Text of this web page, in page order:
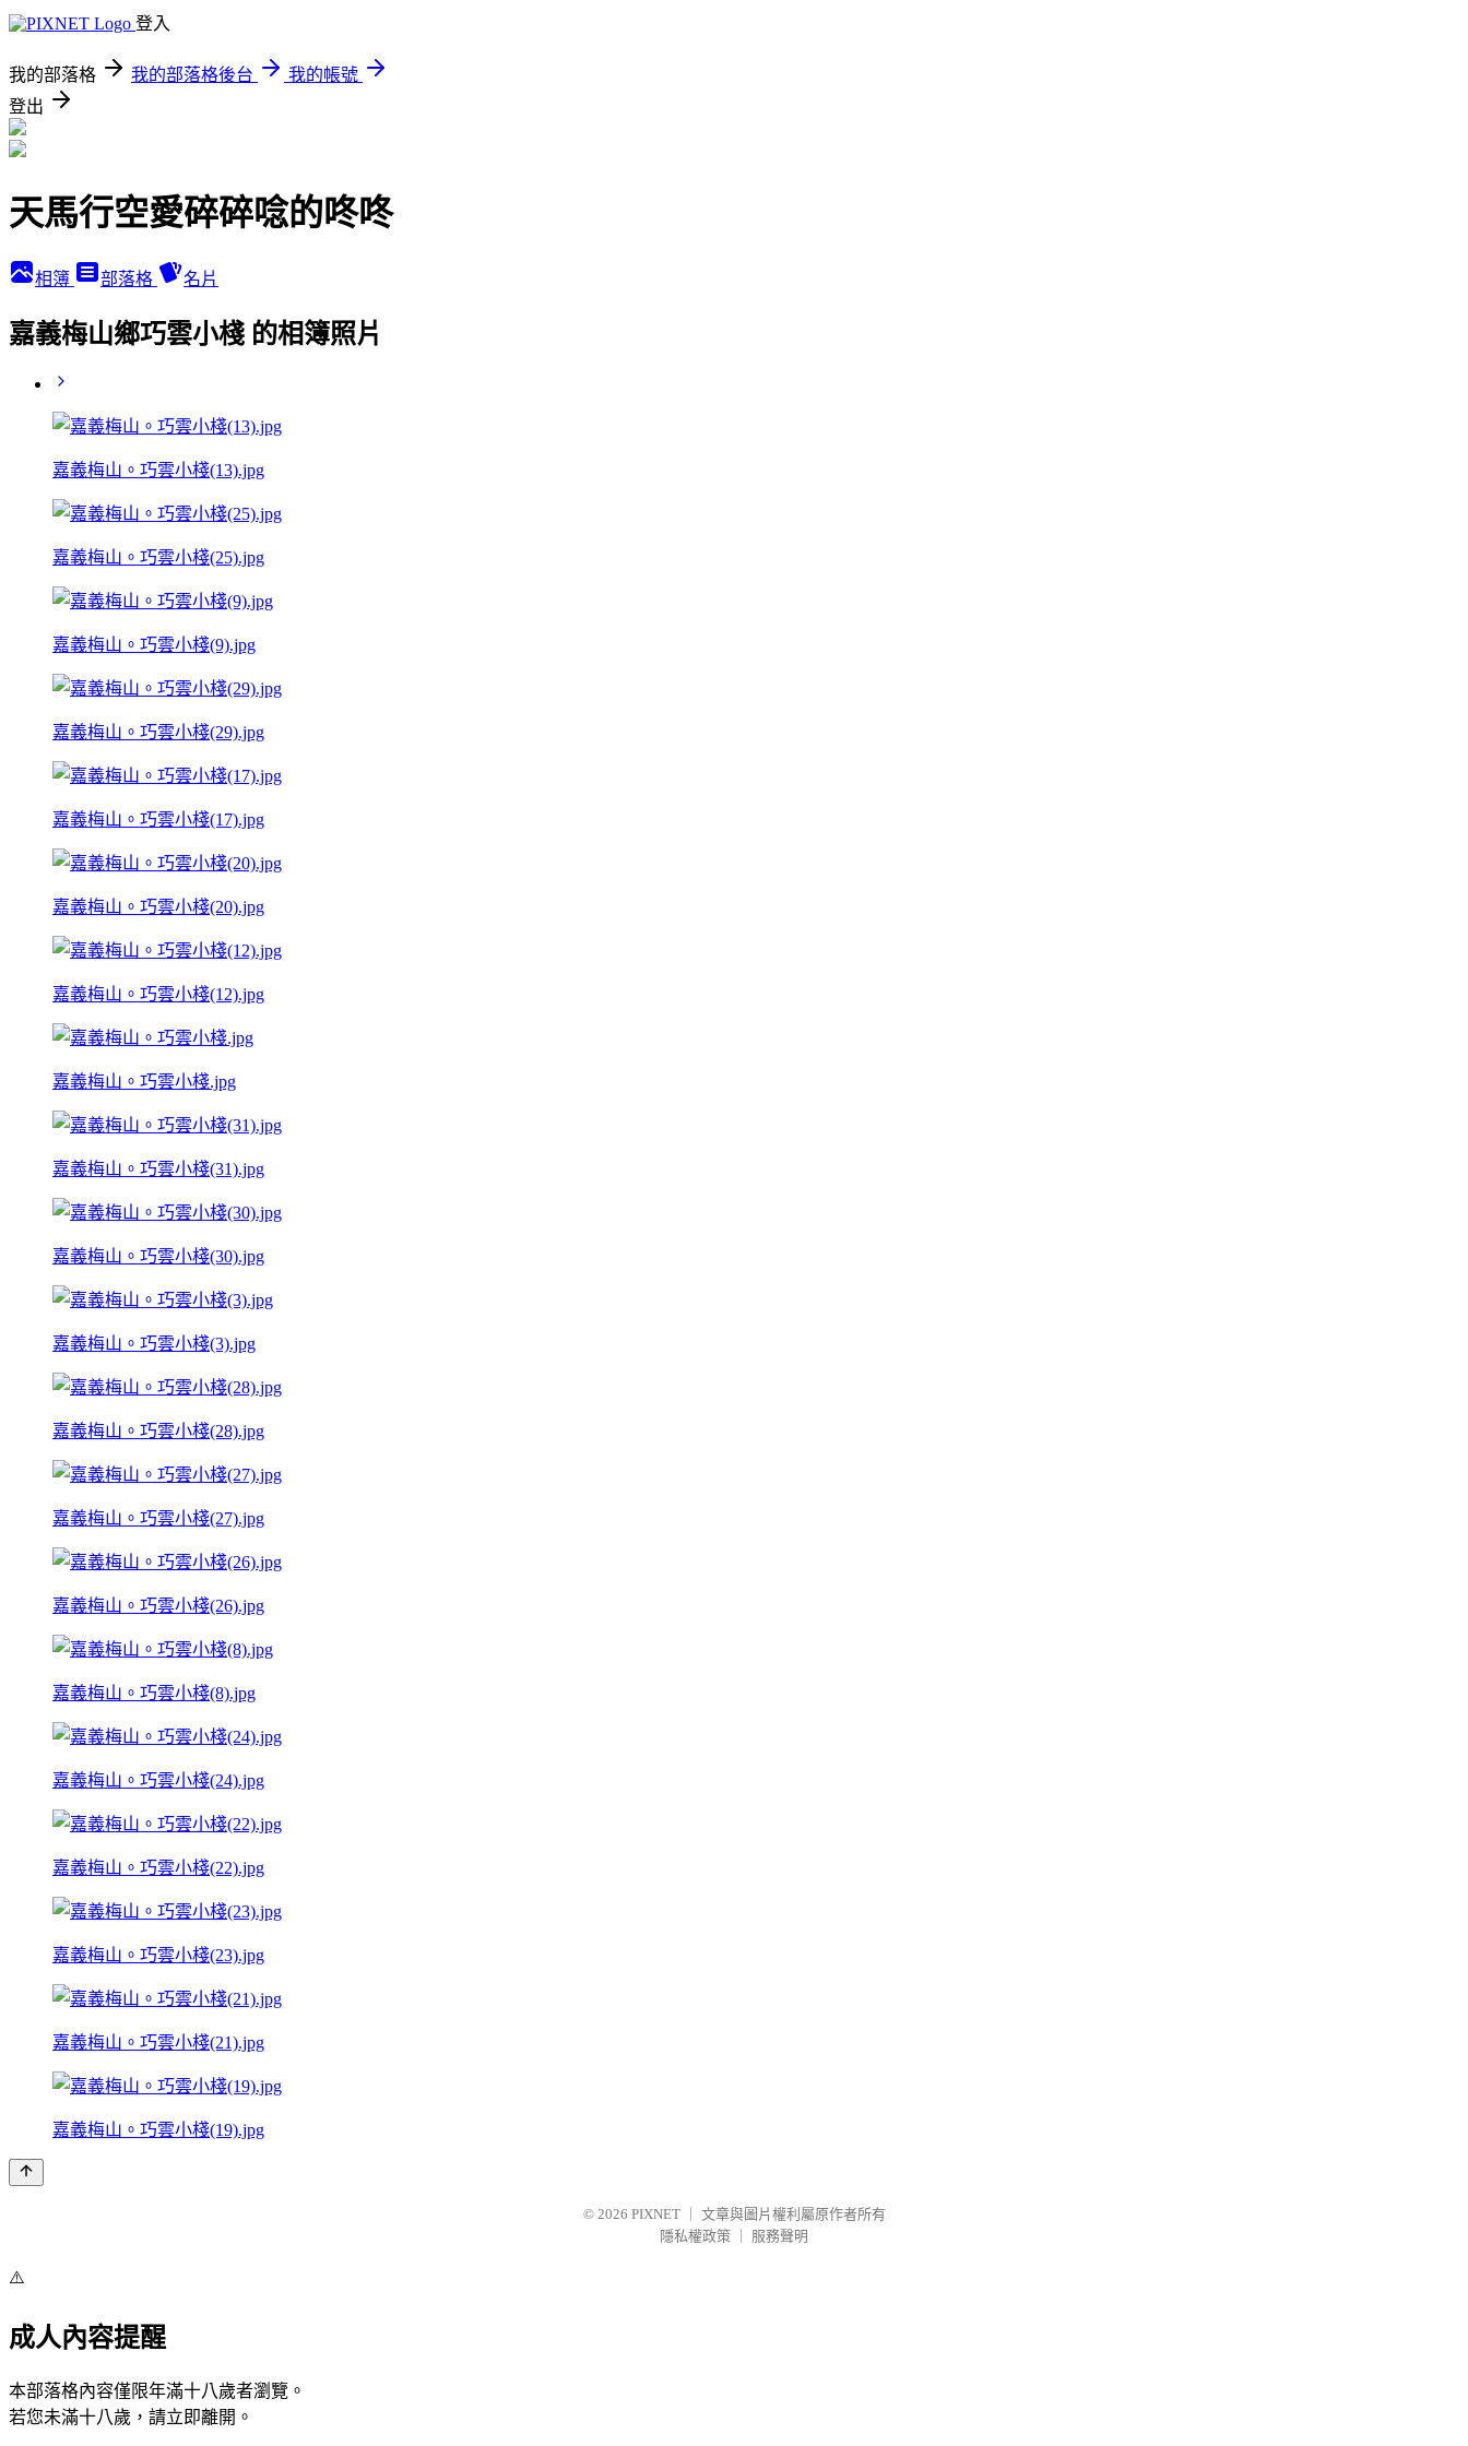
登入
我的部落格 我的部落格後台
我的帳號
登出
天馬行空愛碎碎唸的咚咚
相簿 部落格 名片
嘉義梅山鄉巧雲小棧 的相簿照片
嘉義梅山。巧雲小棧(13).jpg
嘉義梅山。巧雲小棧(25).jpg
嘉義梅山。巧雲小棧(9).jpg
嘉義梅山。巧雲小棧(29).jpg
嘉義梅山。巧雲小棧(17).jpg
嘉義梅山。巧雲小棧(20).jpg
嘉義梅山。巧雲小棧(12).jpg
嘉義梅山。巧雲小棧.jpg
嘉義梅山。巧雲小棧(31).jpg
嘉義梅山。巧雲小棧(30).jpg
嘉義梅山。巧雲小棧(3).jpg
嘉義梅山。巧雲小棧(28).jpg
嘉義梅山。巧雲小棧(27).jpg
嘉義梅山。巧雲小棧(26).jpg
嘉義梅山。巧雲小棧(8).jpg
嘉義梅山。巧雲小棧(24).jpg
嘉義梅山。巧雲小棧(22).jpg
嘉義梅山。巧雲小棧(23).jpg
嘉義梅山。巧雲小棧(21).jpg
嘉義梅山。巧雲小棧(19).jpg
© 2026 PIXNET
文章與圖片權利屬原作者所有
隱私權政策
服務聲明
⚠️
成人內容提醒
本部落格內容僅限年滿十八歲者瀏覽。
若您未滿十八歲，請立即離開。